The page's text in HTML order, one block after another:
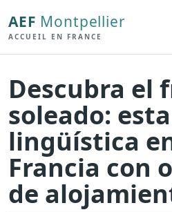
AEF Montpellier
ACCUEIL EN FRANCE
Descubra el
soleado:
lingüística
Francia con
de